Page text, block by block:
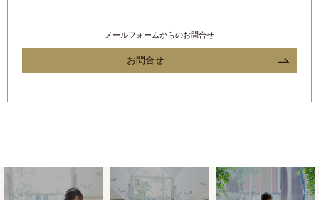
メールフォームからのお問合せ
お問合せ